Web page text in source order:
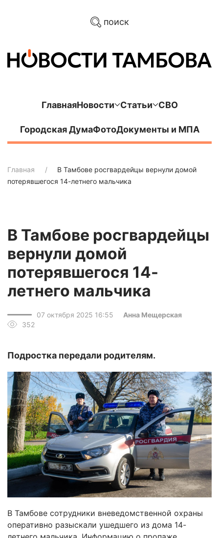
поиск
ГлавнаяНовости Статьи СВО
Городская ДумаФотоДокументы и МПА
Главная
В Тамбове росгвардейцы вернули домой
потерявшегося 14-летнего мальчика
В Тамбове росгвардейцы
вернули домой
потерявшегося 14-
летнего мальчика
07 октября 2025 16:55
Анна Мещерская
352
Подростка передали родителям.
В Тамбове сотрудники вневедомственной охраны
оперативно разыскали ушедшего из дома 14-